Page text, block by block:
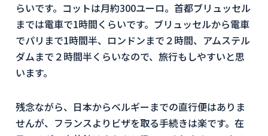
らいです。コットは月約300ユーロ。首都ブリュッセル
までは電車で1時間くらいです。ブリュッセルから電車
でパリまで1時間半、ロンドンまで２時間、アムステル
ダムまで２時間半くらいなので、旅行もしやすいと思
います。
残念ながら、日本からベルギーまでの直行便はありま
せんが、フランスよりビザを取る手続きは楽です。在